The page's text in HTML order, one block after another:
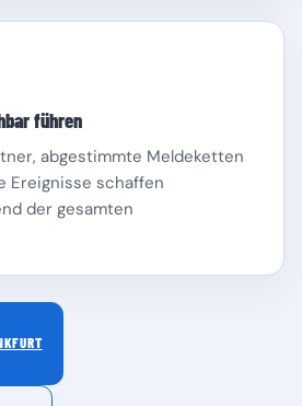
führen
abgestimmte Meldeketten
Ereignisse schaffen
der gesamten